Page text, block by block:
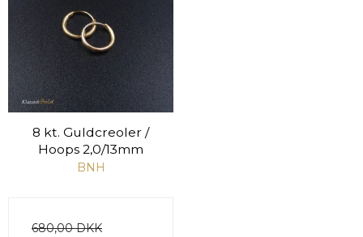
8 kt. Guldcreoler /
Hoops 2,0/13mm
BNH
680,00 DKK